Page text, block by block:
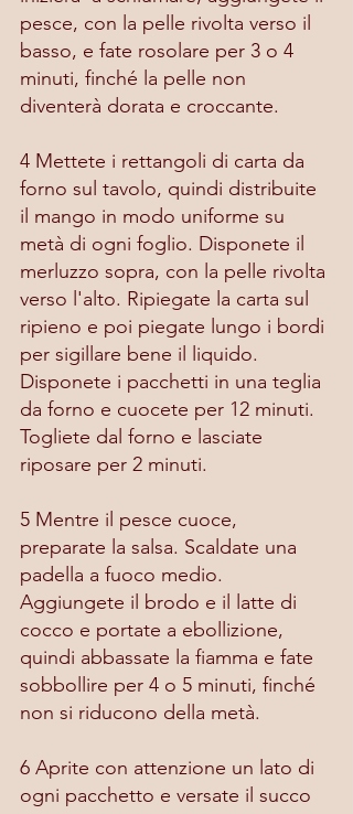
pesce, con la pelle rivolta verso il
basso, e fate rosolare per 3 o 4
minuti, finché la pelle non
diventerà dorata e croccante.
4 Mettete i rettangoli di carta da
forno sul tavolo, quindi distribuite
il mango in modo uniforme su
metà di ogni foglio. Disponete il
merluzzo sopra, con la pelle rivolta
verso l'alto. Ripiegate la carta sul
ripieno e poi piegate lungo i bordi
per sigillare bene il liquido.
Disponete i pacchetti in una teglia
da forno e cuocete per 12 minuti.
Togliete dal forno e lasciate
riposare per 2 minuti.
5 Mentre il pesce cuoce,
preparate la salsa. Scaldate una
padella a fuoco medio.
Aggiungete il brodo e il latte di
cocco e portate a ebollizione,
quindi abbassate la fiamma e fate
sobbollire per 4 o 5 minuti, finché
non si riducono della metà.
6 Aprite con attenzione un lato di
ogni pacchetto e versate il succo